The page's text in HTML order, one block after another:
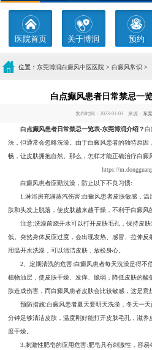
医院首页 关于博润 预约
位置： 东莞博润白癜风中医医院 > 白癜风常识 >
白点癫风患者日常禁忌一
发布时间：2023-01-03 来源： 东
白点癫风患者日常禁忌一览表-东莞博润介绍？白
法，但通常会忽略洗澡。由于白癜风患者的独特原
畅，让皮肤拥抱自然。那么，怎样才能正确治疗白癜
https://
白癜风患者应勤洗澡，防止以下不良习惯:
1.淋浴房充满蒸汽伤害:白癜风患者皮肤敏感，温
肤和头发上脱落，使皮肤越来越干燥，不利于白癜风
注意:洗澡前烧开水可以打开皮肤毛孔，保持皮肤
低。突然身体反应过度，会出现发热、感冒、拉伸
用温开水洗澡，可以清洁皮肤，放松身心。
2、定期清洗的危害:白癜风患者每天洗澡是得不
植物油层，使皮肤干燥、发痒、脆弱，降低皮肤的
肤造成伤害，而白癜风患者皮肤会比较敏感，这是意
预防措施:白癜风患者夏天要明天洗澡，冬天一天
分钟足够清洁皮肤，温度刚好能打开皮肤毛孔，滋
度干燥。
3.刺激性肥皂的应用危害:肥皂具有刺激性，容易